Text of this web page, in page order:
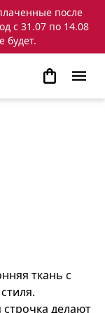
после
с 31.07 по 14.08
будет.
ткань с
делают